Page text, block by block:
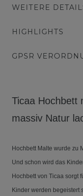
WEITERE
HIGHLIGHTS
GPSR
Ticaa Hochbett
massiv Natur
Hochbett Malte wurde zu
Und schon wird das
Hochbett von Ticaa sorgt
Kinder werden begeistert